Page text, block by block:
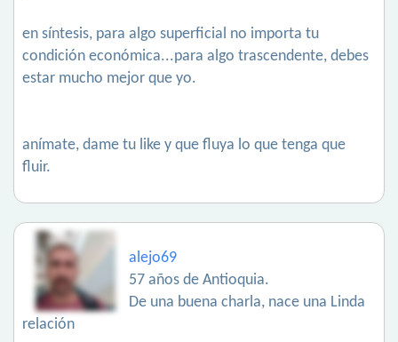
en síntesis, para algo superficial no importa tu
condición económica...para algo trascendente, debes
estar mucho mejor que yo.
anímate, dame tu like y que fluya lo que tenga que
fluir.
alejo69
57 años de Antioquia.
De una buena charla, nace una Linda
relación